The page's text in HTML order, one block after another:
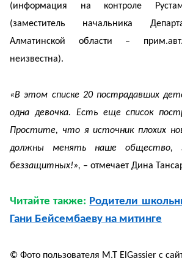
(информация на контроле
(заместитель начальника
Алматинской области –
неизвестна).
«В этом списке 20 пострадавших
одна девочка. Есть еще список
Простите, что я источник плохих
должны менять наше общество,
беззащитных!», – отмечает Дина
Читайте также: Родители
Гани Бейсембаеву на митинге
© Фото пользователя M.T ElGassier с